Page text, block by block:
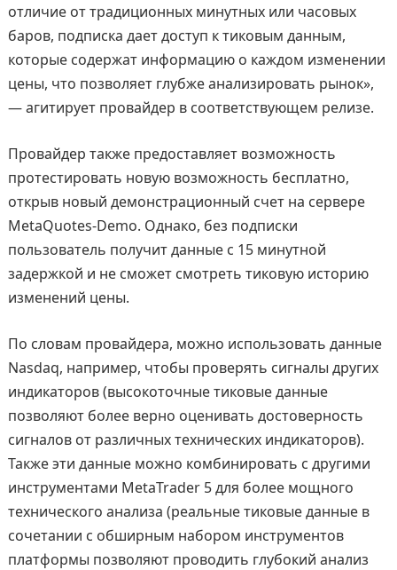
отличие от традиционных минутных или часовых
баров, подписка дает доступ к тиковым данным,
которые содержат информацию о каждом изменении
цены, что позволяет глубже анализировать рынок»,
— агитирует провайдер в соответствующем релизе.
Провайдер также предоставляет возможность
протестировать новую возможность бесплатно,
открыв новый демонстрационный счет на сервере
MetaQuotes-Demo. Однако, без подписки
пользователь получит данные с 15 минутной
задержкой и не сможет смотреть тиковую историю
изменений цены.
По словам провайдера, можно использовать данные
Nasdaq, например, чтобы проверять сигналы других
индикаторов (высокоточные тиковые данные
позволяют более верно оценивать достоверность
сигналов от различных технических индикаторов).
Также эти данные можно комбинировать с другими
инструментами MetaTrader 5 для более мощного
технического анализа (реальные тиковые данные в
сочетании с обширным набором инструментов
платформы позволяют проводить глубокий анализ